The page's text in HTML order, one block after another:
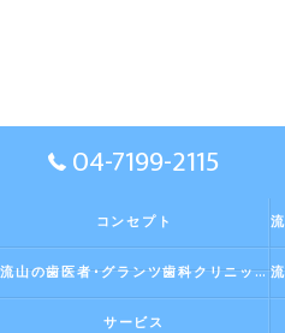
04-7199-2115
コンセプト
流山の歯医者･グランツ歯科クリニックの評判
サービス